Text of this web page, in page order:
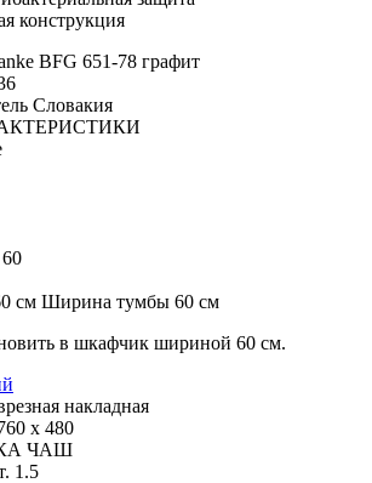
конструкция
BFG 651-78 графит
Словакия
60
Ширина тумбы 60 см
в шкафчик шириной 60 см.
накладная
х 480
ЧАШ
1.5